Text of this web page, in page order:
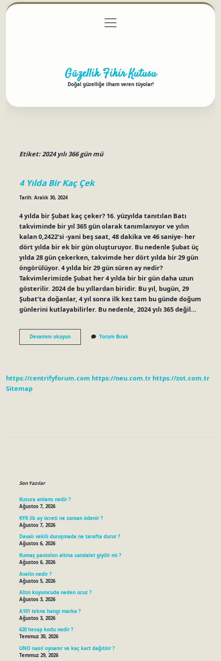
Gizlilik Politikası
menüyü
aç
Güzellik Fikir Kutusu
Doğal güzelliğe ilham veren tüyolar!
Etiket:2024 yılı 366 gün mü
4 Yılda Bir Kaç Çek
Tarih: Aralık 30, 2024
4 yılda bir Şubat kaç çeker? 16. yüzyılda tanıtılan Batı
takviminde bir yıl 365 gün olarak tanımlanıyor ve yılın
kalan 0,2422’si -yani beş saat, 48 dakika ve 46 saniye- her
dört yılda bir ek bir gün oluşturuyor. Bu nedenle Şubat üç
yılda 28 gün çekerken, takvimde her dört yılda bir 29 gün
öngörülüyor. 4 yılda bir 29 gün süren ay nedir?
Takvimlerimizde Şubat her 4 yılda bir bir gün daha uzun
gösterilir. 2024 de bu yıllardan biridir. Bu yıl, bugün, 29
Şubat’ta doğanlar, 4 yıl sonra ilk kez tam bu günde doğum
günlerini kutlayabilirler. Bu nedenle, 2024 yılı 365 değil…
Devamını okuyun4
Yılda
Yorum Bırak
https://centrifyforum.com https://neu.com.tr https://zot.com.tr
Sitemap
Son Yazılar
Kusura anlamı nedir ?
Ağustos 7, 2026
KYK ilk ay ücreti ne zaman ödenir ?
Ağustos 7, 2026
Davalı vekili duruşmada ne tarafta durur ?
Ağustos 6, 2026
Kumaş pantolon altına sandalet giyilir mi ?
Ağustos 6, 2026
Avelin nedir ?
Ağustos 5, 2026
Altın kuyumcuda neden ucuz ?
Ağustos 3, 2026
A101 tekne hangi marka ?
Ağustos 3, 2026
620 hesap kodu nedir ?
Temmuz 30, 2026
UNO nasıl oynanır ve kaç kart dağıtılır ?
Temmuz 29, 2026